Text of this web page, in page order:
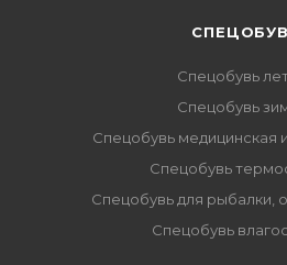
Спецобувь
Спецобувь
Спецобувь медицинская
Спецобувь
Спецобувь для рыбалки,
Спецобувь